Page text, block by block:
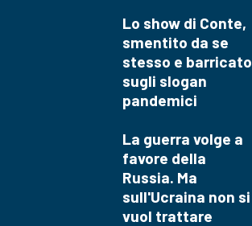
Lo show di Conte,
smentito da se
stesso e barricato
sugli slogan
pandemici
La guerra volge a
favore della
Russia. Ma
sull'Ucraina non si
vuol trattare